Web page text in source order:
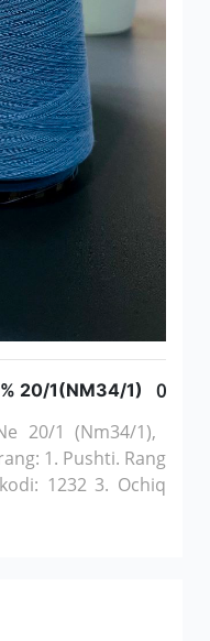
0
20/1(NM34/1)
20/1 (Nm34/1),
1. Pushti. Rang
1232 3. Ochiq